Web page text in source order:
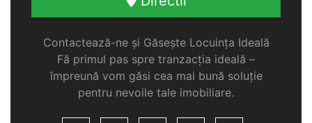
Contactează-ne și Găsește Locuința Ideală
Fă primul pas spre tranzacția ideală –
împreună vom găsi cea mai bună soluție
pentru nevoile tale imobiliare.